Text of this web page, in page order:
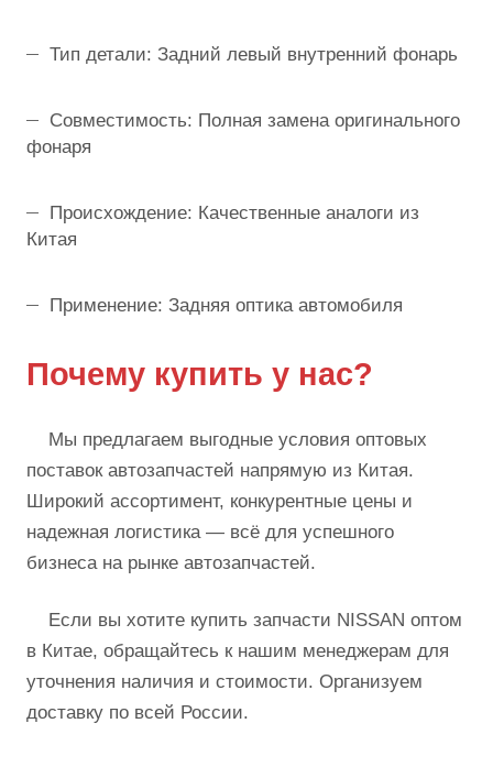
Тип детали: Задний левый внутренний фонарь
Совместимость: Полная замена оригинального
фонаря
Происхождение: Качественные аналоги из
Китая
Применение: Задняя оптика автомобиля
Почему купить у нас?
Мы предлагаем выгодные условия оптовых
поставок автозапчастей напрямую из Китая.
Широкий ассортимент, конкурентные цены и
надежная логистика — всё для успешного
бизнеса на рынке автозапчастей.
Если вы хотите купить запчасти NISSAN оптом
в Китае, обращайтесь к нашим менеджерам для
уточнения наличия и стоимости. Организуем
доставку по всей России.